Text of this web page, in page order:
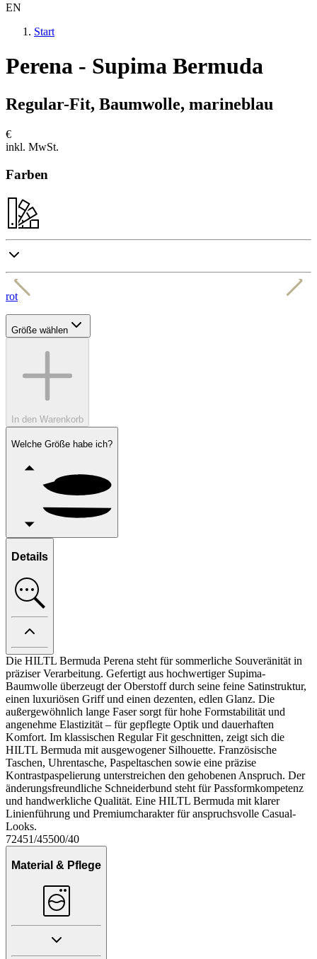
EN
Start
Perena - Supima Bermuda
Regular-Fit, Baumwolle, marineblau
€
inkl. MwSt.
Farben
rot
Größe wählen
In den Warenkorb
Welche Größe habe ich?
Details
Die HILTL Bermuda Perena steht für sommerliche Souveränität in
präziser Verarbeitung. Gefertigt aus hochwertiger Supima-
Baumwolle überzeugt der Oberstoff durch seine feine Satinstruktur,
einen luxuriösen Griff und einen dezenten, edlen Glanz. Die
außergewöhnlich lange Faser sorgt für hohe Formstabilität und
angenehme Elastizität – für gepflegte Optik und dauerhaften
Komfort. Im klassischen Regular Fit geschnitten, zeigt sich die
HILTL Bermuda mit ausgewogener Silhouette. Französische
Taschen, Uhrentasche, Paspeltaschen sowie eine präzise
Kontrastpaspelierung unterstreichen den gehobenen Anspruch. Der
änderungsfreundliche Schneiderbund steht für Passformkompetenz
und handwerkliche Qualität. Eine HILTL Bermuda mit klarer
Linienführung und Premiumcharakter für anspruchsvolle Casual-
Looks.
72451/45500/40
Material & Pflege